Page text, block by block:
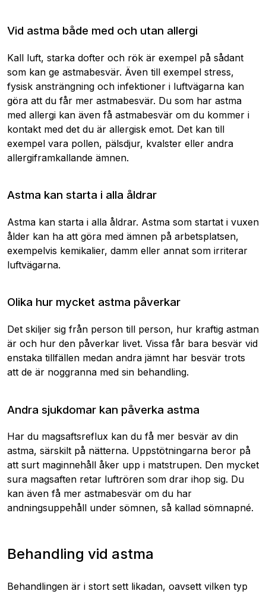
Vid astma både med och utan allergi
Kall luft, starka dofter och rök är exempel på sådant
som kan ge astmabesvär. Även till exempel stress,
fysisk ansträngning och infektioner i luftvägarna kan
göra att du får mer astmabesvär. Du som har astma
med allergi kan även få astmabesvär om du kommer i
kontakt med det du är allergisk emot. Det kan till
exempel vara pollen, pälsdjur, kvalster eller andra
allergiframkallande ämnen.
Astma kan starta i alla åldrar
Astma kan starta i alla åldrar. Astma som startat i vuxen
ålder kan ha att göra med ämnen på arbetsplatsen,
exempelvis kemikalier, damm eller annat som irriterar
luftvägarna.
Olika hur mycket astma påverkar
Det skiljer sig från person till person, hur kraftig astman
är och hur den påverkar livet. Vissa får bara besvär vid
enstaka tillfällen medan andra jämnt har besvär trots
att de är noggranna med sin behandling.
Andra sjukdomar kan påverka astma
Har du magsaftsreflux kan du få mer besvär av din
astma, särskilt på nätterna. Uppstötningarna beror på
att surt maginnehåll åker upp i matstrupen. Den mycket
sura magsaften retar luftrören som drar ihop sig. Du
kan även få mer astmabesvär om du har
andningsuppehåll under sömnen, så kallad sömnapné.
Behandling vid astma
Behandlingen är i stort sett likadan, oavsett vilken typ